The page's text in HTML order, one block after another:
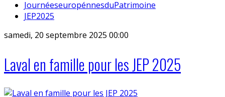
JournéeseuropénnesduPatrimoine
JEP2025
samedi, 20 septembre 2025 00:00
Laval en famille pour les JEP 2025